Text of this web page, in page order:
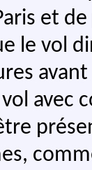
et
le vol
vol avec